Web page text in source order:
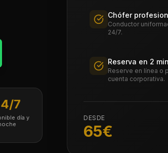
7
día y
Chófer
Conductor
24/7.
Reserva en 2
Reserve en línea o
cuenta corporativa.
DESDE
65€